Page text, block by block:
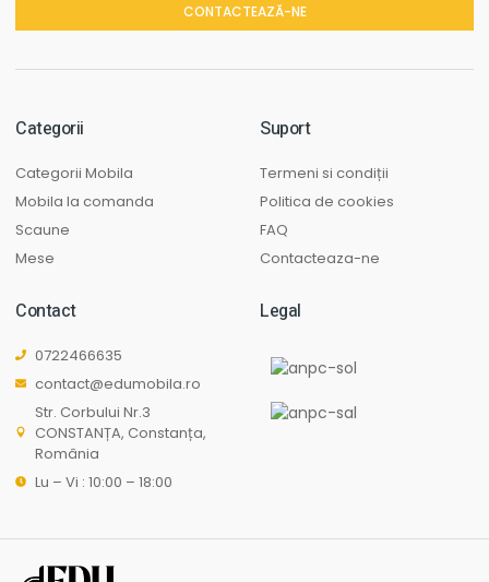
CONTACTEAZĂ-NE
Categorii
Categorii Mobila
Mobila la comanda
Scaune
Mese
Suport
Termeni si condiții
Politica de cookies
FAQ
Contacteaza-ne
Contact
0722466635
contact@edumobila.ro
Str. Corbului Nr.3
CONSTANȚA, Constanța,
România
Lu – Vi : 10:00 – 18:00
Legal